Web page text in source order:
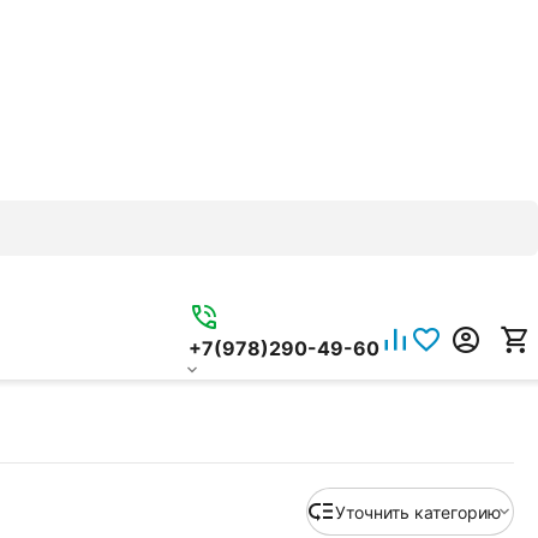
+7(978)290-49-60
Уточнить категорию